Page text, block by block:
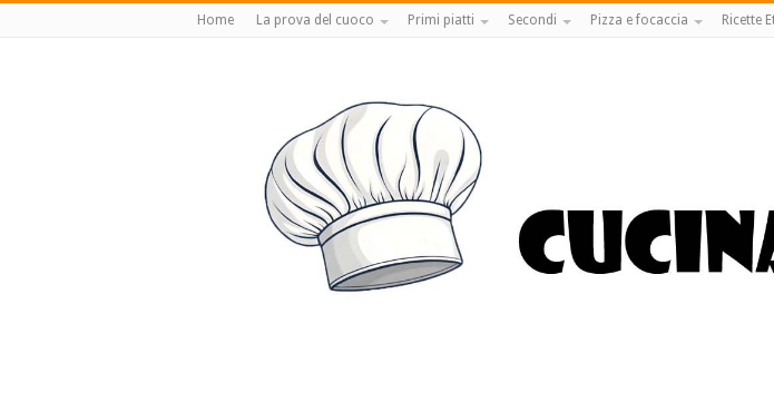
Home La prova del cuoco Primi piatti Secondi Pizza e focaccia Ricette